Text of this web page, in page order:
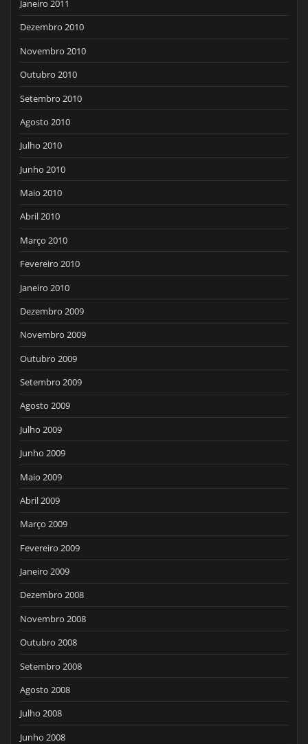
Janeiro 2011
Dezembro 2010
Novembro 2010
Outubro 2010
Setembro 2010
Agosto 2010
Julho 2010
Junho 2010
Maio 2010
Abril 2010
Março 2010
Fevereiro 2010
Janeiro 2010
Dezembro 2009
Novembro 2009
Outubro 2009
Setembro 2009
Agosto 2009
Julho 2009
Junho 2009
Maio 2009
Abril 2009
Março 2009
Fevereiro 2009
Janeiro 2009
Dezembro 2008
Novembro 2008
Outubro 2008
Setembro 2008
Agosto 2008
Julho 2008
Junho 2008